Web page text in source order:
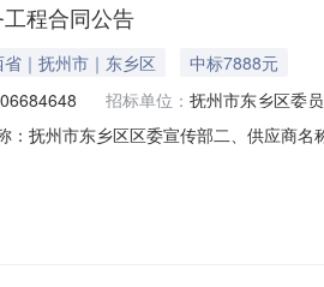
程合同公告
省｜抚州市｜东乡区
中标7888元
招标单位： 抚州市东乡区委
：抚州市东乡区区委宣传部二、供应商
它事项：无八、联系方式1、采购人名